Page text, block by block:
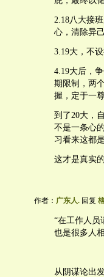
2.18八大接
心，清除异
3.19大，不
4.19大后，
期限制，两
握，定于一尊
到了20大，
不是一条心
习看来这都
这才是真实
作者： 广东人. 回复
“在工作人员
也是很多人
从阴谋论出